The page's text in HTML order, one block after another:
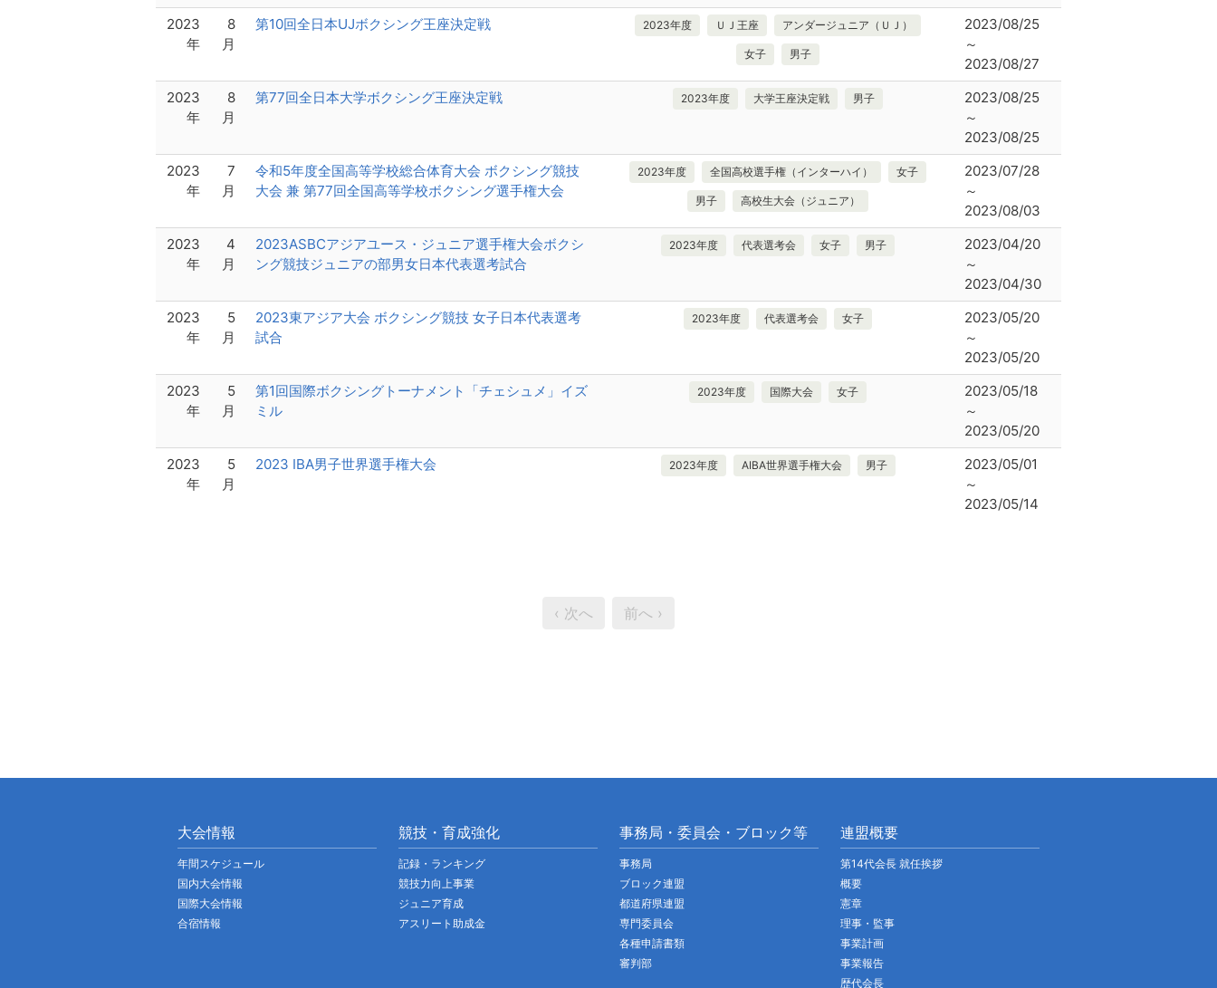
2023
年
8
月
第10回全日本UJボクシング王座決定戦 2023年度 ＵＪ王座 アンダージュニア（ＵＪ）
女子 男子
2023/08/25
～
2023/08/27
2023
年
8
月
第77回全日本大学ボクシング王座決定戦 2023年度 大学王座決定戦 男子
2023/08/25
～
2023/08/25
2023
年
7
月
令和5年度全国高等学校総合体育大会 ボクシング競技
大会 兼 第77回全国高等学校ボクシング選手権大会
2023年度 全国高校選手権（インターハイ） 女子
男子 高校生大会（ジュニア）
2023/07/28
～
2023/08/03
2023
年
4
月
2023ASBCアジアユース・ジュニア選手権大会ボクシ
ング競技ジュニアの部男女日本代表選考試合
2023年度 代表選考会 女子 男子
2023/04/20
～
2023/04/30
2023
年
5
月
2023東アジア大会 ボクシング競技 女子日本代表選考
試合
2023年度 代表選考会 女子
2023/05/20
～
2023/05/20
2023
年
5
月
第1回国際ボクシングトーナメント「チェシュメ」イズ
ミル
2023年度 国際大会 女子
2023/05/18
～
2023/05/20
2023
年
5
月
2023 IBA男子世界選手権大会 2023年度 AIBA世界選手権大会 男子
2023/05/01
～
2023/05/14
‹ 次へ 前へ ›
大会情報
年間スケジュール
国内大会情報
国際大会情報
合宿情報
競技・育成強化
記録・ランキング
競技力向上事業
ジュニア育成
アスリート助成金
事務局・委員会・ブロック等
事務局
ブロック連盟
都道府県連盟
専門委員会
各種申請書類
審判部
連盟概要
第14代会長 就任挨拶
概要
憲章
理事・監事
事業計画
事業報告
歴代会長